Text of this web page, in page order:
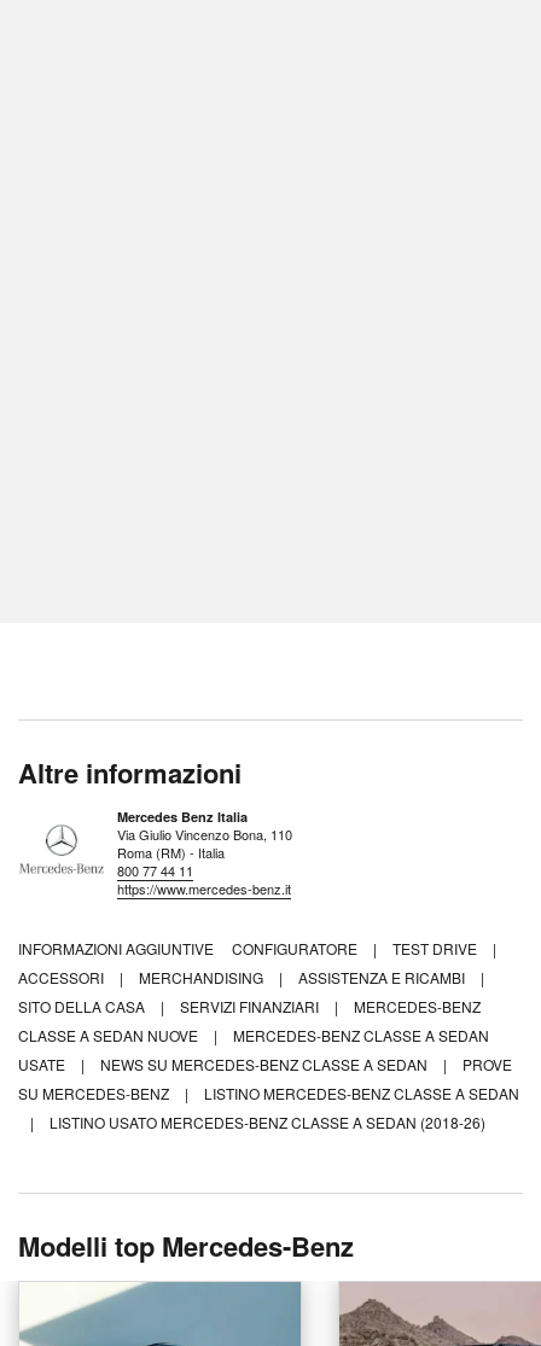
Altre informazioni
Mercedes Benz Italia
Via Giulio Vincenzo Bona, 110
Roma (RM) - Italia
800 77 44 11
https://www.mercedes-benz.it
INFORMAZIONI AGGIUNTIVE CONFIGURATORE | TEST DRIVE
|
ACCESSORI
| MERCHANDISING | ASSISTENZA E RICAMBI
|
SITO DELLA CASA
| SERVIZI FINANZIARI |
MERCEDES-BENZ
CLASSE A SEDAN NUOVE
|
MERCEDES-BENZ CLASSE A SEDAN
USATE
| NEWS SU MERCEDES-BENZ CLASSE A SEDAN |
PROVE
SU MERCEDES-BENZ
|
LISTINO MERCEDES-BENZ CLASSE A SEDAN
|
LISTINO USATO MERCEDES-BENZ CLASSE A SEDAN (2018-26)
Modelli top Mercedes-Benz